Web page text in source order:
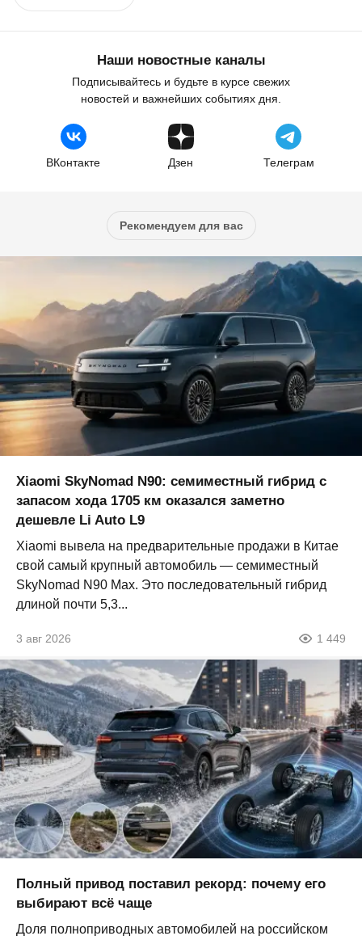
Наши новостные каналы
Подписывайтесь и будьте в курсе свежих
новостей и важнейших событиях дня.
ВКонтакте Дзен Телеграм
Рекомендуем для вас
Xiaomi SkyNomad N90: семиместный гибрид с
запасом хода 1705 км оказался заметно
дешевле Li Auto L9
Xiaomi вывела на предварительные продажи в Китае
свой самый крупный автомобиль — семиместный
SkyNomad N90 Max. Это последовательный гибрид
длиной почти 5,3...
3 авг 2026 1 449
Полный привод поставил рекорд: почему его
выбирают всё чаще
Доля полноприводных автомобилей на российском